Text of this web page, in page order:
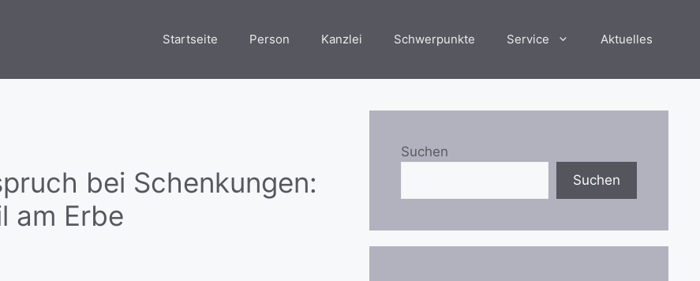
Startseite Person Kanzlei Schwerpunkte Service Aktuelles
bei Schenkungen:
am Erbe
Suchen
Suchen